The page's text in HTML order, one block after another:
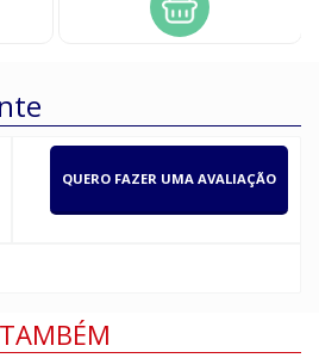
QUERO FAZER UMA AVALIAÇÃO